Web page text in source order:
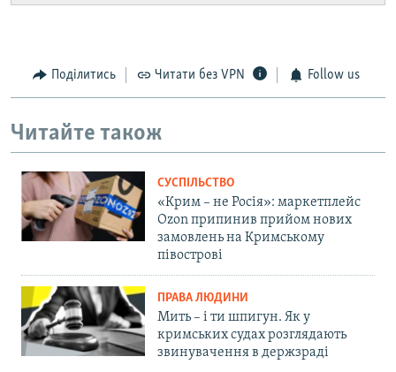
Поділитись Читати без VPN Follow us
Читайте також
СУСПІЛЬСТВО
«Крим – не Росія»: маркетплейс
Ozon припинив прийом нових
замовлень на Кримському
півострові
ПРАВА ЛЮДИНИ
Мить – і ти шпигун. Як у
кримських судах розглядають
звинувачення в держзраді